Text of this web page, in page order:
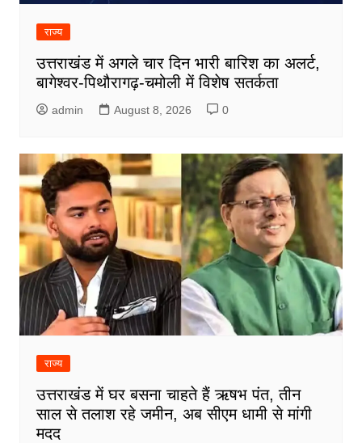
राज्य
उत्तराखंड में अगले चार दिन भारी बारिश का अलर्ट,
बागेश्वर-पिथौरागढ़-चमोली में विशेष सतर्कता
admin August 8, 2026 0
राज्य
उत्तराखंड में घर बसना चाहते हैं ऋषभ पंत, तीन
साल से तलाश रहे जमीन, अब सीएम धामी से मांगी
मदद